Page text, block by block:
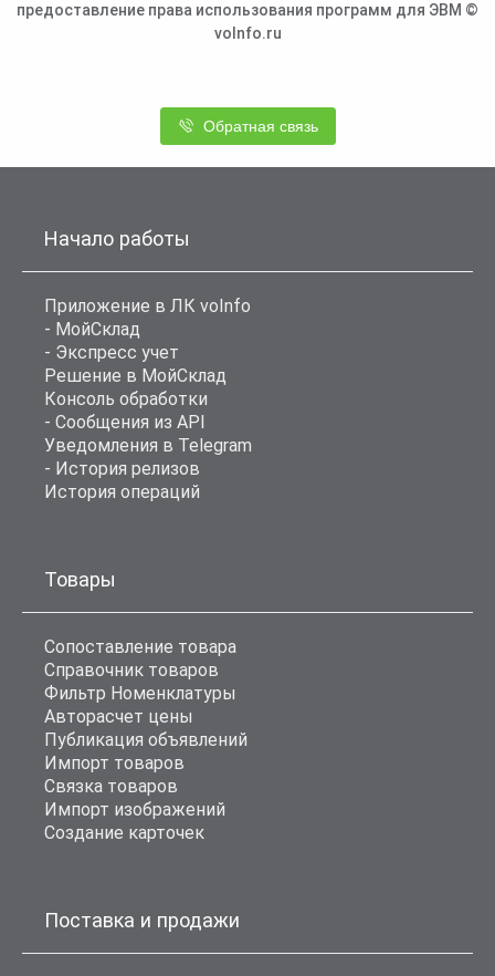
предоставление права использования программ для ЭВМ ©
voInfo.ru
Обратная связь
Начало работы
Приложение в ЛК voInfo
- МойСклад
- Экспресс учет
Решение в МойСклад
Консоль обработки
- Сообщения из API
Уведомления в Telegram
- История релизов
История операций
Товары
Сопоставление товара
Справочник товаров
Фильтр Номенклатуры
Авторасчет цены
Публикация объявлений
Импорт товаров
Связка товаров
Импорт изображений
Создание карточек
Поставка и продажи